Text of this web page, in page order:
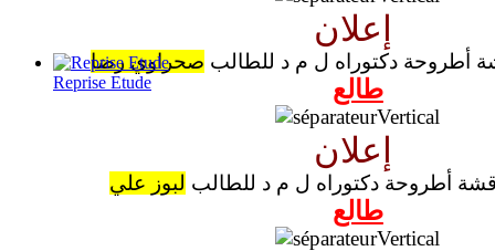
Reprise Etude
أطروحة دكتوراه ل م د للطالب صحراوي رضا
طالع
أطروحة دكتوراه ل م د للطالب لبوز علي
طالع